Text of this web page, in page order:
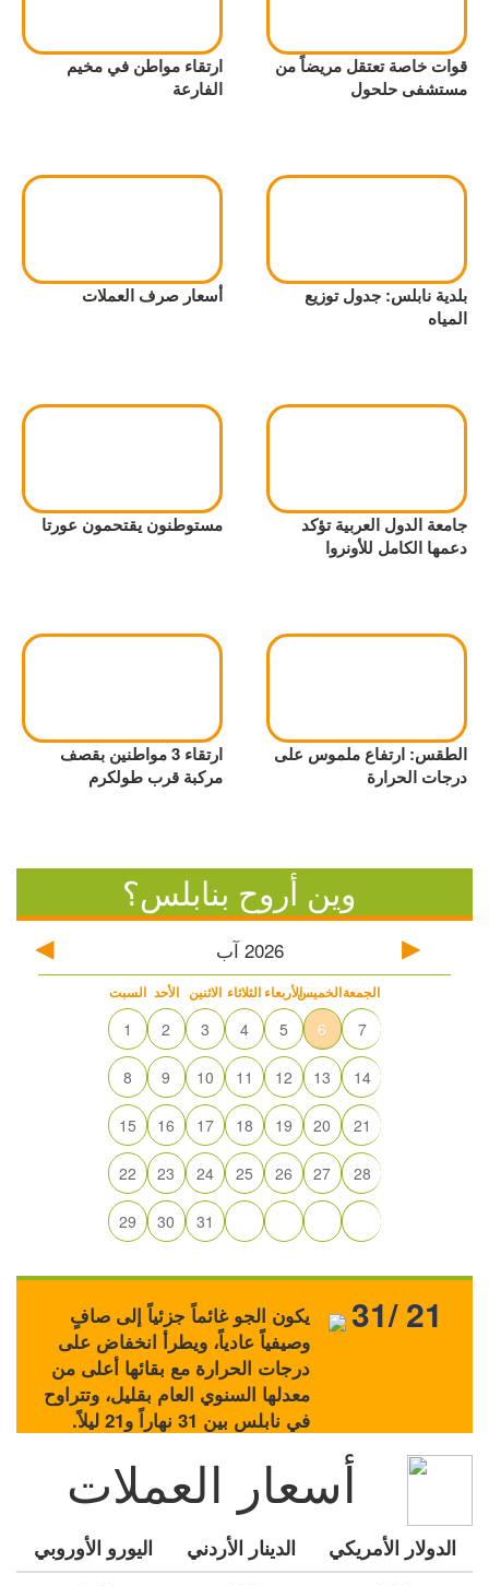
قوات خاصة تعتقل مريضاً من
مستشفى حلحول
ارتقاء مواطن في مخيم
الفارعة
بلدية نابلس: جدول توزيع
المياه
أسعار صرف العملات
جامعة الدول العربية تؤكد
دعمها الكامل للأونروا
مستوطنون يقتحمون عورتا
الطقس: ارتفاع ملموس على
درجات الحرارة
ارتقاء 3 مواطنين بقصف
مركبة قرب طولكرم
وين أروح بنابلس؟
2026 آب
السبت الأحد الاثنين الثلاثاء الأربعاءالخميسالجمعة
1 2 3 4 5 6 7
8 9 10 11 12 13 14
15 16 17 18 19 20 21
22 23 24 25 26 27 28
29 30 31
يكون الجو غائماً جزئياً إلى صافٍ
وصيفياً عادياً، ويطرأ انخفاض على
درجات الحرارة مع بقائها أعلى من
معدلها السنوي العام بقليل، وتتراوح
في نابلس بين 31 نهاراً و21 ليلاً.
31/ 21
أسعار العملات
الدولار الأمريكي الدينار الأردني اليورو الأوروبي